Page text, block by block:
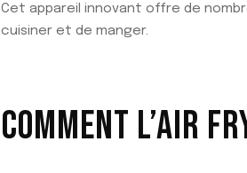
Cet appareil innovant offre de
cuisiner et de manger.
COMMENT L’AIR